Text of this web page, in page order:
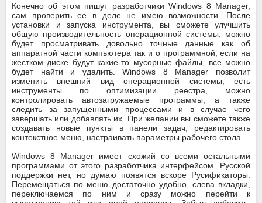
Конечно об этом пишут разработчики Windows 8 Manager,
сам проверить ее в деле не имею возможности. После
установки и запуска инструмента, вы сможете улучшить
общую производительность операционной системы, можно
будет просматривать довольно точные данные как об
аппаратной части компьютера так и о программной, если на
жестком диске будут какие-то мусорные файлы, все можно
будет найти и удалить. Windows 8 Manager позволит
изменить внешний вид операционной системы, есть
инструменты по оптимизации реестра, можно
контролировать автозагружаемые программы, а также
следить за запущенными процессами и в случае чего
завершать или добавлять их. При желании вы сможете также
создавать новые пункты в панели задач, редактировать
контекстное меню, настраивать параметры рабочего стола.
Windows 8 Manager имеет схожий со всеми остальными
программами от этого разработчика интерфейсом. Русской
поддержки нет, но думаю появятся вскоре Русификаторы.
Перемещаться по меню достаточно удобно, слева вкладки,
переключаемся по ним и сразу можно перейти к